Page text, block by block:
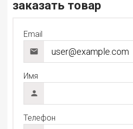
заказать товар
Email
Имя
Телефон